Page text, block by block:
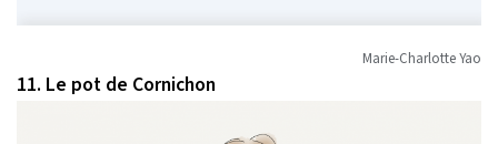
Marie-Charlotte Yao
11. Le pot de Cornichon